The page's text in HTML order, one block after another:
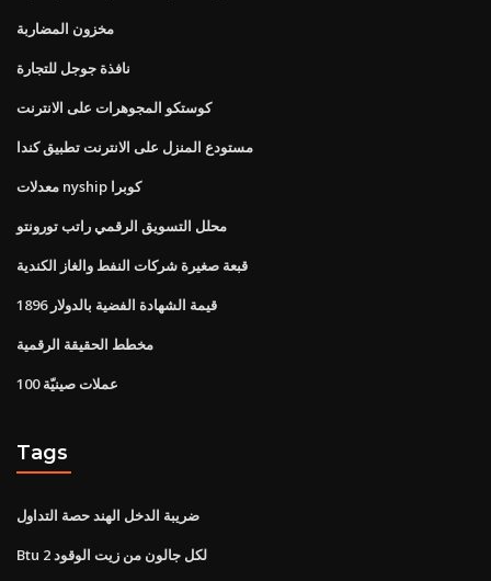
مخزون المضاربة
نافذة جوجل للتجارة
كوستكو المجوهرات على الانترنت
مستودع المنزل على الانترنت تطبيق كندا
معدلات nyship كوبرا
محلل التسويق الرقمي راتب تورونتو
قبعة صغيرة شركات النفط والغاز الكندية
قيمة الشهادة الفضية بالدولار 1896
مخطط الحقيقة الرقمية
عملات صينيّة 100
Tags
ضريبة الدخل الهند حصة التداول
Btu لكل جالون من زيت الوقود 2